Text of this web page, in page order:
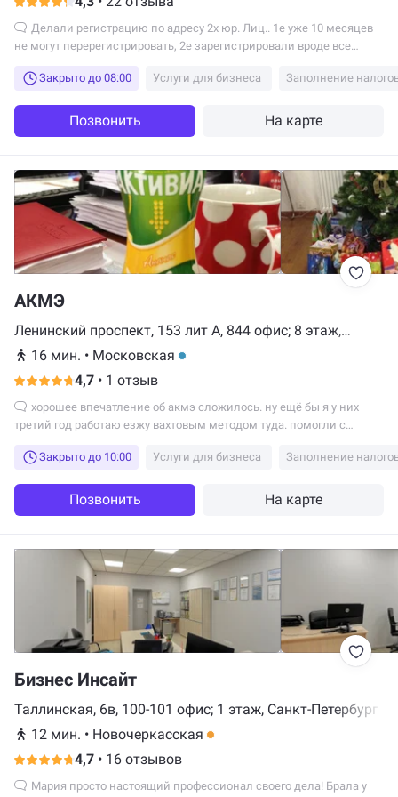
не могут перерегистрировать, 2е зарегистрировали вроде все
нет никаких...соответственно так же заново переподача и поехали
КАТЕГОРИЧЕСКИ НЕ СОВЕТУЮ. если движений не будет-поедем в
офис ругаться
Закрыто до 08:00 Услуги для бизнеса Заполнение
Позвонить На карте
АКМЭ
Ленинский проспект, 153 лит А, 844 офис; 8 этаж,
Санкт-Петербург
16 мин. • Московская
4,7 • 1 отзыв
третий год работаю езжу вахтовым методом туда. помогли с
поводу этого парится не пришлось.
Закрыто до 10:00 Услуги для бизнеса Заполнение
Позвонить На карте
Бизнес Инсайт
Таллинская, 6в, 100-101 офис; 1 этаж, Санкт-Петербург
12 мин. • Новочеркасская
4,7 • 16 отзывов